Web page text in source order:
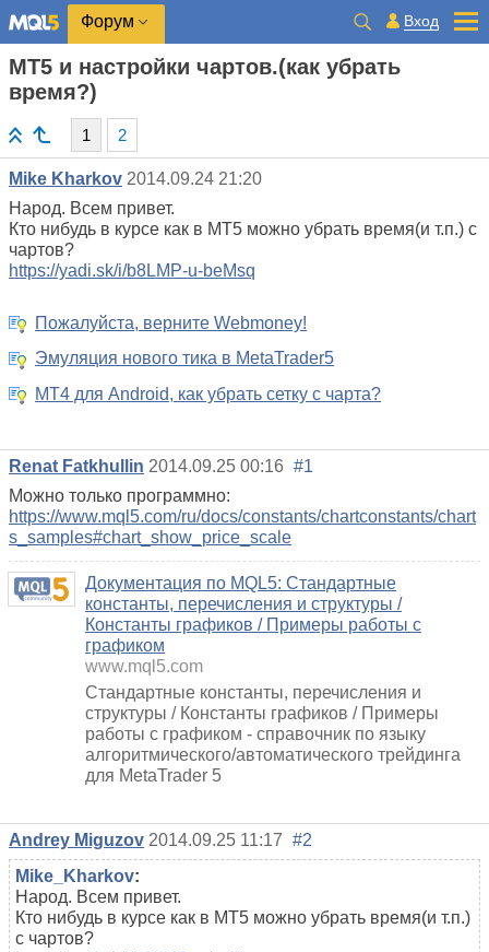
Форум Вход
MT5 и настройки чартов.(как убрать
время?)
1 2
Mike Kharkov 2014.09.24 21:20
Народ. Всем привет.
Кто нибудь в курсе как в MT5 можно убрать время(и т.п.) с
чартов?
https://yadi.sk/i/b8LMP-u-beMsq
Пожалуйста, верните Webmoney!
Эмуляция нового тика в MetaTrader5
MT4 для Android, как убрать сетку с чарта?
Renat Fatkhullin 2014.09.25 00:16 #1
Можно только программно:
https://www.mql5.com/ru/docs/constants/chartconstants/chart
s_samples#chart_show_price_scale
Документация по MQL5: Стандартные
константы, перечисления и структуры /
Константы графиков / Примеры работы с
графиком
www.mql5.com
Стандартные константы, перечисления и
структуры / Константы графиков / Примеры
работы с графиком - справочник по языку
алгоритмического/автоматического трейдинга
для MetaTrader 5
Andrey Miguzov 2014.09.25 11:17 #2
Mike_Kharkov:
Народ. Всем привет.
Кто нибудь в курсе как в MT5 можно убрать время(и т.п.)
с чартов?